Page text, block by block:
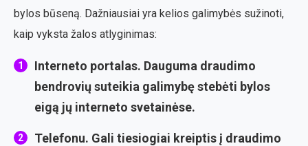
bylos būseną. Dažniausiai yra kelios galimybės sužinoti,
kaip vyksta žalos atlyginimas:
Interneto portalas. Dauguma draudimo
bendrovių suteikia galimybę stebėti bylos
eigą jų interneto svetainėse.
Telefonu. Gali tiesiogiai kreiptis į draudimo